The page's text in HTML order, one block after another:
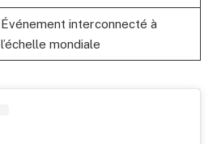
Événement interconnecté à
l’échelle mondiale